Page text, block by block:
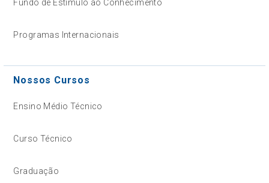
Fundo de Estímulo ao Conhecimento
Programas Internacionais
Nossos Cursos
Ensino Médio Técnico
Curso Técnico
Graduação